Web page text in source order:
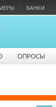
БАНКИ
ОПРОСЫ